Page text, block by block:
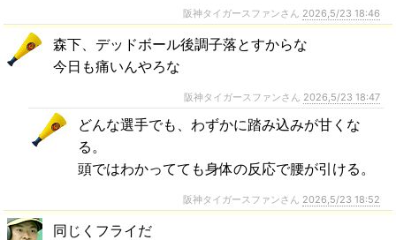
阪神タイガースファンさん 2026,5/23 18:46
森下、デッドボール後調子落とすからな
今日も痛いんやろな
阪神タイガースファンさん 2026,5/23 18:47
どんな選手でも、わずかに踏み込みが甘くな
る。
頭ではわかってても身体の反応で腰が引ける。
阪神タイガースファンさん 2026,5/23 18:52
同じくフライだ